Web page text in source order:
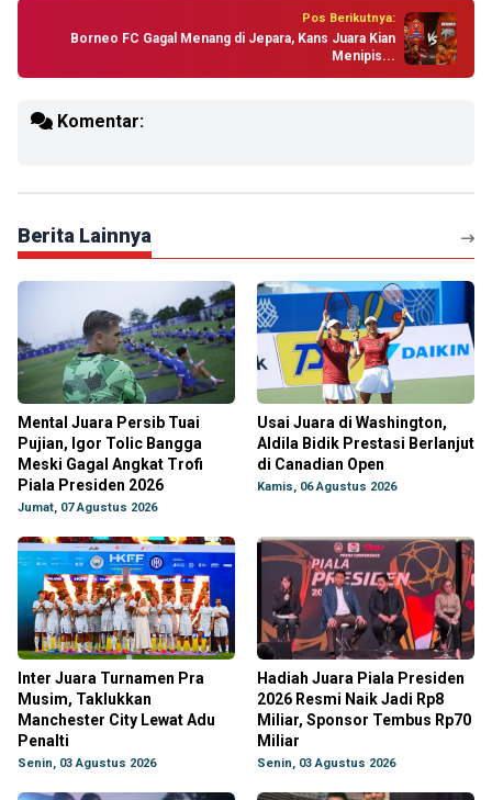
Pos Berikutnya:
Borneo FC Gagal Menang di Jepara, Kans Juara Kian
Menipis...
Komentar:
Berita Lainnya
Mental Juara Persib Tuai
Pujian, Igor Tolic Bangga
Meski Gagal Angkat Trofi
Piala Presiden 2026
Jumat, 07 Agustus 2026
Usai Juara di Washington,
Aldila Bidik Prestasi Berlanjut
di Canadian Open
Kamis, 06 Agustus 2026
Inter Juara Turnamen Pra
Musim, Taklukkan
Manchester City Lewat Adu
Penalti
Senin, 03 Agustus 2026
Hadiah Juara Piala Presiden
2026 Resmi Naik Jadi Rp8
Miliar, Sponsor Tembus Rp70
Miliar
Senin, 03 Agustus 2026